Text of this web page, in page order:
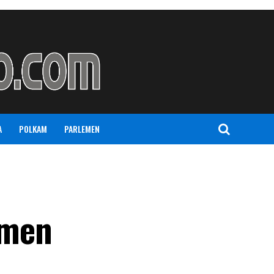
POLKAM PARLEMEN